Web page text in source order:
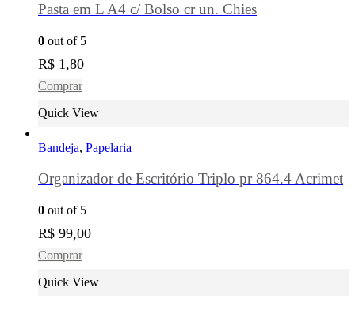
Pasta em L A4 c/ Bolso cr un. Chies
0 out of 5
R$ 1,80
Comprar
Quick View
Bandeja, Papelaria
Organizador de Escritório Triplo pr 864.4 Acrimet
0 out of 5
R$ 99,00
Comprar
Quick View